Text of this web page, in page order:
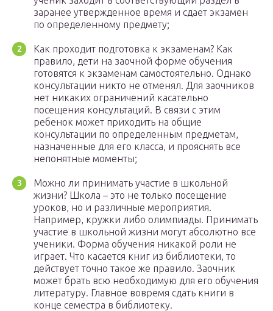
заранее утвержденное время и сдает экзамен
по определенному предмету;
Как проходит подготовка к экзаменам? Как
правило, дети на заочной форме обучения
готовятся к экзаменам самостоятельно. Однако
консультации никто не отменял. Для заочников
нет никаких ограничений касательно
посещения консультаций. В связи с этим
ребенок может приходить на общие
консультации по определенным предметам,
назначенные для его класса, и прояснять все
непонятные моменты;
Можно ли принимать участие в школьной
жизни? Школа – это не только посещение
уроков, но и различные мероприятия.
Например, кружки либо олимпиады. Принимать
участие в школьной жизни могут абсолютно все
ученики. Форма обучения никакой роли не
играет. Что касается книг из библиотеки, то
действует точно такое же правило. Заочник
может брать всю необходимую для его обучения
литературу. Главное вовремя сдать книги в
конце семестра в библиотеку.